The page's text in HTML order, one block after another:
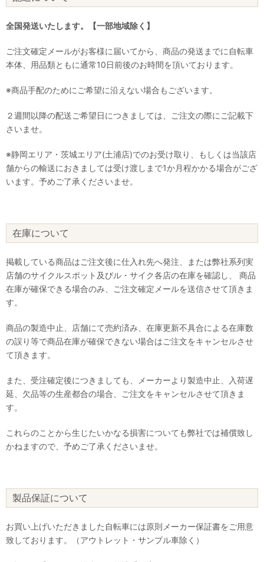
全国発送いたします。【一部地域除く】
ご注文確定メールがお客様に届いてから、商品の発送までに自転車
本体、用品類ともに通常10日前後のお時間を頂いております。
※商品手配のためにご希望に沿えない場合もございます。
２週間以降の配送ご希望日につきましては、ご注文の際にご記載下
さいませ。
※静岡エリア・茨城エリア(土浦店)でのお受け取り、もしくは当該店
舗からの輸送におきましては受け渡しまで1か月程かかる場合がござ
います。予めご了承くださいませ。
在庫について
掲載している商品はご注文後に仕入れ先へ発注、または弊社系列実
店舗のサイクルスポット及びル・サイク各店の在庫を確認し、 商品
在庫が確保できる場合のみ、ご注文確定メールを送信させて頂きま
す。
商品の製造中止、店舗にて売約済み、在庫更新不具合による在庫数
の誤り等で商品在庫が確保できない場合はご注文をキャンセルさせ
て頂きます。
また、受注確定後につきましても、メーカーより製造中止、入荷遅
延、欠品等の生産都合の場合、ご注文をキャンセルさせて頂きま
す。
これらのことから生じたいかなる損害についても弊社では補償致し
かねますので、予めご了承くださいませ。
製品保証について
お買い上げいただきました自転車には原則メーカー保証書をご用意
致しております。（アウトレット・サンプル車除く）